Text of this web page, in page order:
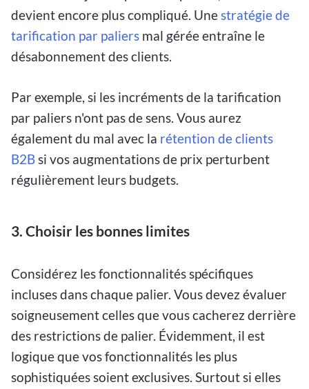
devient encore plus compliqué. Unestratégie de
tarification par paliers mal gérée entraîne le
désabonnement des clients.
Par exemple, si les incréments de la tarification
par paliers n'ont pas de sens. Vous aurez
également du mal avec la rétention de clients
B2Bsi vos augmentations de prix perturbent
régulièrement leurs budgets.
3. Choisir les bonnes limites
Considérez les fonctionnalités spécifiques
incluses dans chaque palier. Vous devez évaluer
soigneusement celles que vous cacherez derrière
des restrictions de palier. Évidemment, il est
logique que vos fonctionnalités les plus
sophistiquées soient exclusives. Surtout si elles